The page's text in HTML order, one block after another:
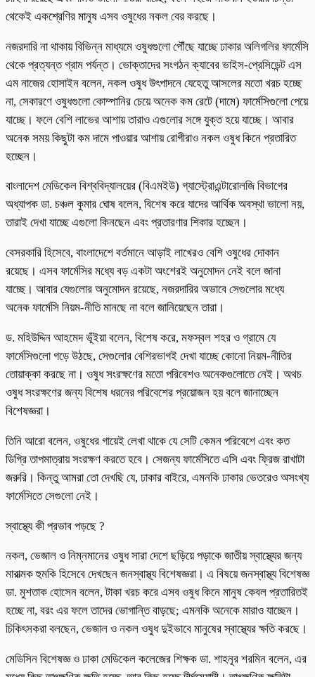
থেকেই একশ্রেণির মানুষ এসব ওষুধের নকল বের করছে।
নজরদারি না থাকায় বিভিন্ন মাধ্যমে ওষুধগুলো পৌঁছে যাচ্ছে ঢাকার অলিগলির ফার্মেসি
থেকে প্রত্যন্ত গ্রাম পর্যন্ত। ভোক্তাদের সংগঠন ক্যাবের ভাইস-প্রেসিডেন্ট এস
এম নাজের হোসাইন বলেন, নকল ওষুধ উৎপাদনে যেহেতু আসলের মতো খরচ হচ্ছে
না, সেকারণে ওষুধগুলো কোম্পানির চেয়ে অনেক কম রেটে (দামে) ফার্মেসিগুলো পেয়ে
যাচ্ছে। ফলে বেশি লাভের আশায় তারাও এগুলোর সঙ্গে যুক্ত হয়ে যাচ্ছে। আবার
অনেক সময় কিছুটা কম দামে পাওয়ার আশায় রোগীরাও নকল ওষুধ কিনে প্রতারিত
হচ্ছেন।
বাংলাদেশ মেডিকেল বিশ্ববিদ্যালয়ের (বিএমইউ) গ্যাস্ট্রোএন্টারোলজি বিভাগের
অধ্যাপক ডা. চঞ্চল কুমার ঘোষ বলেন, বিশেষ করে যাদের আর্থিক অবস্থা ভালো নয়,
তারাই দেখা যাচ্ছে এগুলো কিনছেন এবং প্রতারণার শিকার হচ্ছেন।
বেসরকারি হিসেবে, বাংলাদেশে বর্তমানে আড়াই লাখেরও বেশি ওষুধের দোকান
রয়েছে। এসব ফার্মেসির মধ্যে বড় একটা অংশেরই অনুমোদন নেই বলে জানা
যাচ্ছে। আবার যেগুলোর অনুমোদন রয়েছে, নজরদারির অভাবে সেগুলোর মধ্যে
অনেক ফার্মেসি নিয়ম-নীতি মানছে না বলে জানিয়েছেন তারা।
ড. মহিউদ্দিন আহমেদ ভূঁইয়া বলেন, বিশেষ করে, মফস্বল শহর ও গ্রামে যে
ফার্মেসিগুলো গড়ে উঠছে, সেগুলোর বেশিরভাগই দেখা যাচ্ছে কোনো নিয়ম-নীতির
তোয়াক্কা করছে না। ওষুধ সংরক্ষণের মতো পরিবেশও অনেকগুলোতে নেই। অথচ
ওষুধ সংরক্ষণের জন্য বিশেষ ধরনের পরিবেশের প্রয়োজন হয় বলে জানাচ্ছেন
বিশেষজ্ঞরা।
তিনি আরো বলেন, ওষুধের গায়েই লেখা থাকে যে সেটি কেমন পরিবেশে এবং কত
ডিগ্রি তাপমাত্রায় সংরক্ষণ করতে হবে। সেজন্য ফার্মেসিতে এসি এবং ফ্রিজ রাখাটা
জরুরি। কিন্তু আমরা তো দেখছি যে, ঢাকার বাইরে, এমনকি ঢাকার ভেতরেও অসংখ্য
ফার্মেসিতে সেগুলো নেই।
স্বাস্থ্যে কী প্রভাব পড়ছে ?
নকল, ভেজাল ও নিম্নমানের ওষুধ সারা দেশে ছড়িয়ে পড়াকে জাতীয় স্বাস্থ্যের জন্য
মারাত্মক হুমকি হিসেবে দেখছেন জনস্বাস্থ্য বিশেষজ্ঞরা। এ বিষয়ে জনস্বাস্থ্য বিশেষজ্ঞ
ডা. মুশতাক হোসেন বলেন, টাকা খরচ করে এসব ওষুধ কিনে মানুষ কেবল প্রতারিতই
হচ্ছে না, বরং এর ফলে তাদের ভোগান্তি বাড়ছে; এমনকি অনেকে মারাও যাচ্ছেন।
চিকিৎসকরা বলছেন, ভেজাল ও নকল ওষুধ দুইভাবে মানুষের স্বাস্থ্যের ক্ষতি করছে।
মেডিসিন বিশেষজ্ঞ ও ঢাকা মেডিকেল কলেজের শিক্ষক ডা. শাহনূর শরমিন বলেন, এর